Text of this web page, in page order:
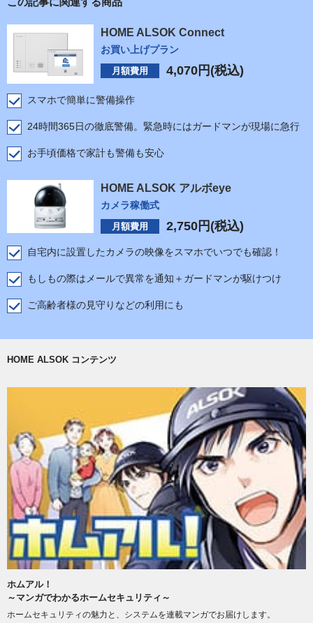
HOME ALSOK Connect
お買い上げプラン
月額費用 4,070 円(税込)
スマホで簡単に警備操作
24時間365日の徹底警備。緊急時にはガードマンが現場に急行
お手頃価格で家計も警備も安心
HOME ALSOK アルボeye
カメラ稼働式
月額費用 2,750 円(税込)
自宅内に設置したカメラの映像をスマホでいつでも確認！
もしもの際はメールで異常を通知＋ガードマンが駆けつけ
ご高齢者様の見守りなどの利用にも
HOME ALSOK コンテンツ
ホムアル！
～マンガでわかるホームセキュリティ～
ホームセキュリティの魅力と、システムを連載マンガでお届けします。